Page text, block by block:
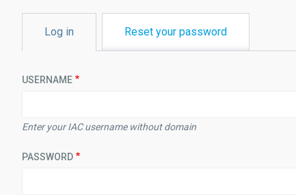
TABSLog in Reset your password
USERNAME
Enter your IAC username without domain
PASSWORD